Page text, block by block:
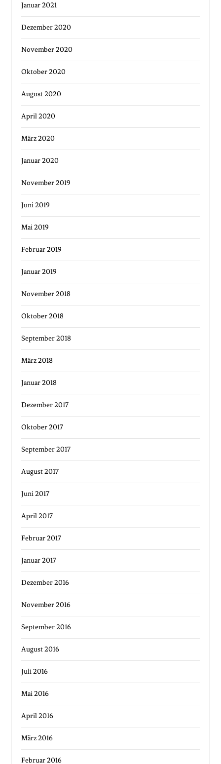
Januar 2021
Dezember 2020
November 2020
Oktober 2020
August 2020
April 2020
März 2020
Januar 2020
November 2019
Juni 2019
Mai 2019
Februar 2019
Januar 2019
November 2018
Oktober 2018
September 2018
März 2018
Januar 2018
Dezember 2017
Oktober 2017
September 2017
August 2017
Juni 2017
April 2017
Februar 2017
Januar 2017
Dezember 2016
November 2016
September 2016
August 2016
Juli 2016
Mai 2016
April 2016
März 2016
Februar 2016